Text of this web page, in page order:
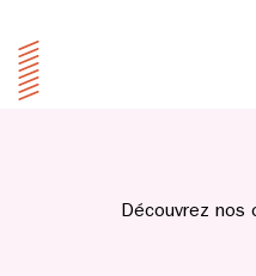
Découvrez nos